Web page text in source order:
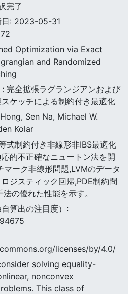
完了
日: 2023-05-31
Optimization via Exact
and Randomized
完全拡張ラグランジアンおよび
ケッチによる制約付き最適化
Sen Na, Michael W.
Kolar
式制約付き非線形非IBS最適化
的不正確なニュートン法を開
マーク非線形問題,LVMのデータ
ジスティック回帰,PDE制約問
の優れた性能を示す。
算出の注目度）:
licenses/by/4.0/
solving equality-
nonconvex
This class of